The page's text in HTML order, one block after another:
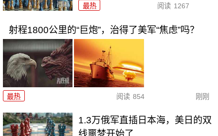
最热 阅读 1267
射程1800公里的“巨炮”，治得了美军“焦虑”吗？
最热 阅读 854 刚刚
1.3万俄军直插日本海，美日的双